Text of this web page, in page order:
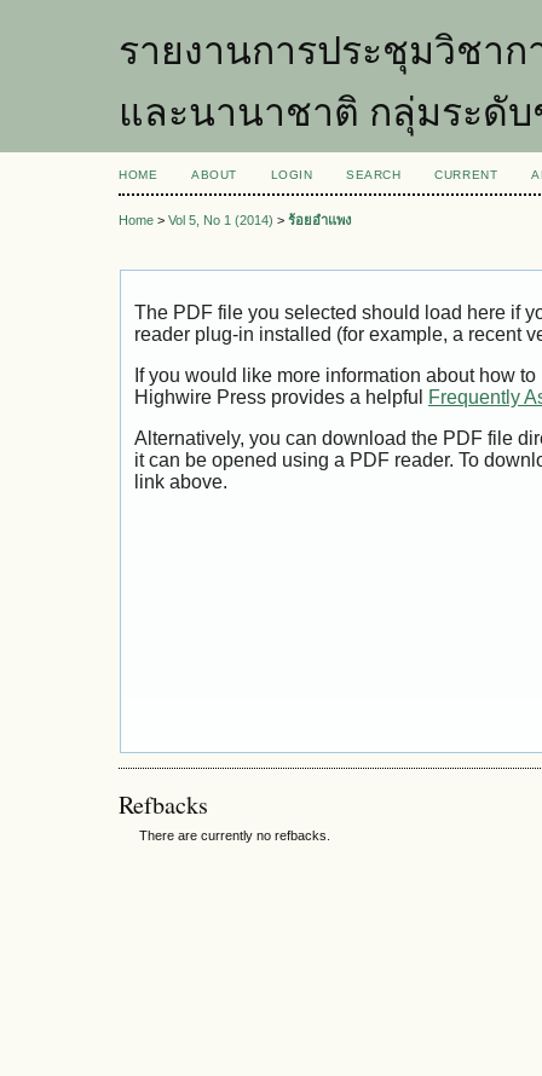
รายงานการประชุมวิชา
และนานาชาติ กลุ่มระดั
HOME ABOUT LOGIN SEARCH CURRENT
Home > Vol 5, No 1 (2014) > ร้อยอำแพง
The PDF file you selected should load here if
reader plug-in installed (for example, a recent
If you would like more information about how
Highwire Press provides a helpful
Frequently
Alternatively, you can download the PDF file
it can be opened using a PDF reader. To
link above.
Refbacks
There are currently no refbacks.